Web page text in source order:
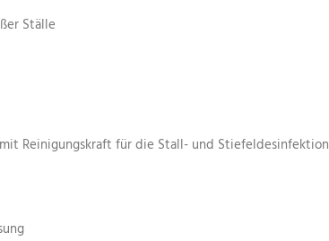
Ställe
Reinigungskraft für die Stall- und Stiefeldesinfektion